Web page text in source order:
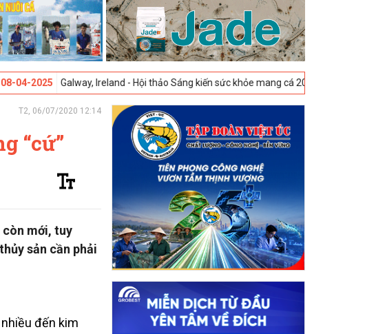
Galway, Ireland - Hội thảo Sáng kiến sức khỏe mang cá 2025 -23-04-2025
T2, 06/07/2020 12:14
“cứ”
còn mới, tuy
sản cần phải
đến kim